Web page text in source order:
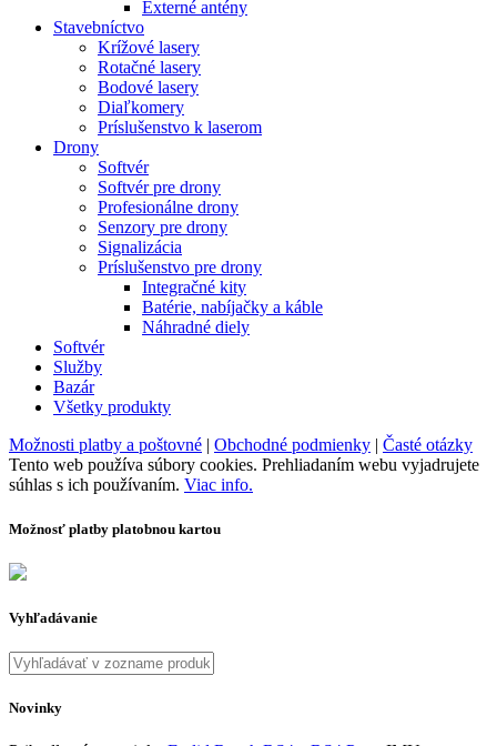
Externé antény
Stavebníctvo
Krížové lasery
Rotačné lasery
Bodové lasery
Diaľkomery
Príslušenstvo k laserom
Drony
Softvér
Softvér pre drony
Profesionálne drony
Senzory pre drony
Signalizácia
Príslušenstvo pre drony
Integračné kity
Batérie, nabíjačky a káble
Náhradné diely
Softvér
Služby
Bazár
Všetky produkty
Možnosti platby a poštovné | Obchodné podmienky | Časté otázky
Tento web používa súbory cookies. Prehliadaním webu vyjadrujete
súhlas s ich používaním. Viac info.
Možnosť platby platobnou kartou
Vyhľadávanie
Novinky